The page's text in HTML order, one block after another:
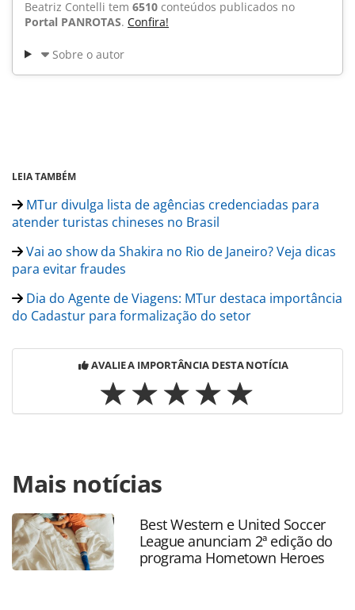
Beatriz Contelli tem 6510 conteúdos publicados no
Portal PANROTAS. Confira!
Sobre o autor
LEIA TAMBÉM
MTur divulga lista de agências credenciadas para
atender turistas chineses no Brasil
Vai ao show da Shakira no Rio de Janeiro? Veja dicas
para evitar fraudes
Dia do Agente de Viagens: MTur destaca importância
do Cadastur para formalização do setor
AVALIE A IMPORTÂNCIA DESTA NOTÍCIA
https://www.panrotas.com.br/mercado/economia-e-
politica/2026/05/governo-lanca-credito-para-
microempreendedores-do-turismo-de-baixa-renda-do-
nordeste_228308.html ou as ferramentas oferecidas na
página. Todo o conteúdo produzido pela PANROTAS
Editora é protegido pela legislação brasileira sobre direito
Mais notícias
Best Western e United Soccer
League anunciam 2ª edição do
programa Hometown Heroes